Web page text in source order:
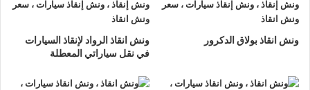
لسحب و إنقاذ سيارتك وأخذك الي اقرب مركز صيانة أو وكيل معتمد
، أتصل بنا الان ولا تتردد
ونش انقاذ الرواد هو
جسر السويس, نحن نعمل على مدار الساعة ، اتصل الان
–
01120018852
انقاذ سيارات
سريع و مجهز بأحدث المعدات وأحدث وسائل الأمان
ونش انقاذ بولاق الدكرور
ونش انقاذ الرواد لإنقاذ السيارات
في نقل سياراتي المعطلة